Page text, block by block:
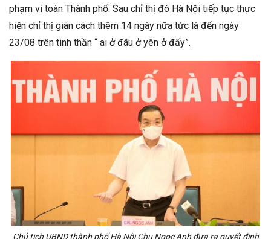
phạm vi toàn Thành phố. Sau chỉ thị đó Hà Nội tiếp tục thực
hiện chỉ thị giãn cách thêm 14 ngày nữa tức là đến ngày
23/08 trên tinh thần “ ai ở đâu ở yên ở đấy”.
Chủ tịch UBND thành phố Hà Nội Chu Ngọc Anh đưa ra quyết định